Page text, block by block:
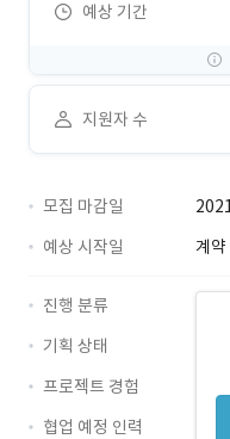
예상 기간
지원자 수
모집 마감일
예상 시작일
계약
진행 분류
기획 상태
프로젝트 경험
협업 예정 인력